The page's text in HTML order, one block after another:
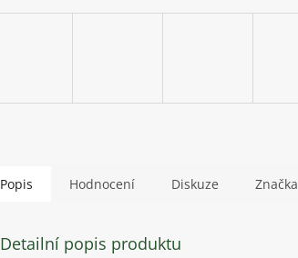
Popis Hodnocení Diskuze Značka
Detailní popis produktu